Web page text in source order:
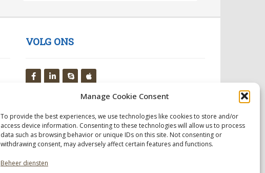
Manage Cookie Consent
To provide the best experiences, we use technologies like cookies to store and/or
access device information. Consenting to these technologies will allow us to process
data such as browsing behavior or unique IDs on this site. Not consenting or
withdrawing consent, may adversely affect certain features and functions.
Beheer diensten
VOLG ONS